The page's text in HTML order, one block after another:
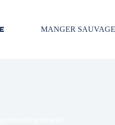
MANGER SAUVAGE